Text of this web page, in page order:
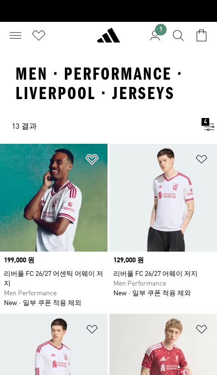
1
MEN · PERFORMANCE ·
LIVERPOOL · JERSEYS
13 결과
4
위시리스트 담기
Price
199,000 원
리버풀 FC 26/27 어센틱 어웨이 저
지
Men Performance
New
일부 쿠폰 적용 제외
Price
129,000 원
리버풀 FC 26/27 어웨이 저지
Men Performance
New
일부 쿠폰 적용 제외